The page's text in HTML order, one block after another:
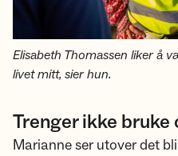
Elisabeth Thomassen liker å
livet mitt, sier hun.
Trenger ikke bruke
Marianne ser utover det